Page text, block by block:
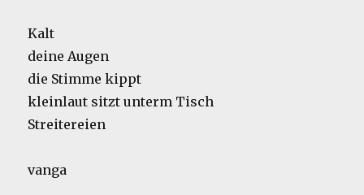
Kalt
deine Augen
die Stimme kippt
kleinlaut sitzt unterm Tisch
Streitereien
vanga